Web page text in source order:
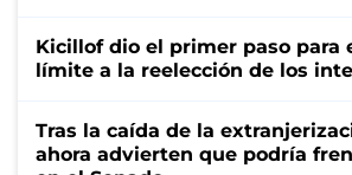
Kicillof dio el primer paso para
límite a la reelección de los
Tras la caída de la
ahora advierten que podría